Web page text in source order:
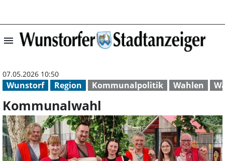
menu Kommunalwahl
Wunstorf Region Kommunalpolitik Wahlen
07.05.2026 10:50
Kommunalwahl